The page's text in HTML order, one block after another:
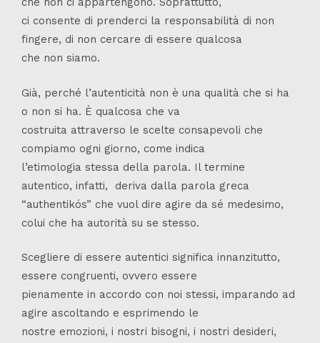
ci consente di prenderci la responsabilità di non
fingere, di non cercare di essere qualcosa
che non siamo.
Già, perché l’autenticità non è una qualità che si ha
o non si ha. È qualcosa che va
costruita attraverso le scelte consapevoli che
compiamo ogni giorno, come indica
l’etimologia stessa della parola. Il termine
autentico, infatti, deriva dalla parola greca
“authentikós” che vuol dire agire da sé medesimo,
colui che ha autorità su se stesso.
Scegliere di essere autentici significa innanzitutto,
essere congruenti, ovvero essere
pienamente in accordo con noi stessi, imparando ad
agire ascoltando e esprimendo le
nostre emozioni, i nostri bisogni, i nostri desideri,